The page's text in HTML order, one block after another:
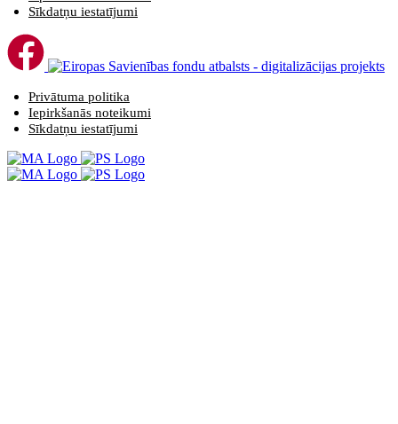
Sīkdatņu iestatījumi
Privātuma politika
Iepirkšanās noteikumi
Sīkdatņu iestatījumi